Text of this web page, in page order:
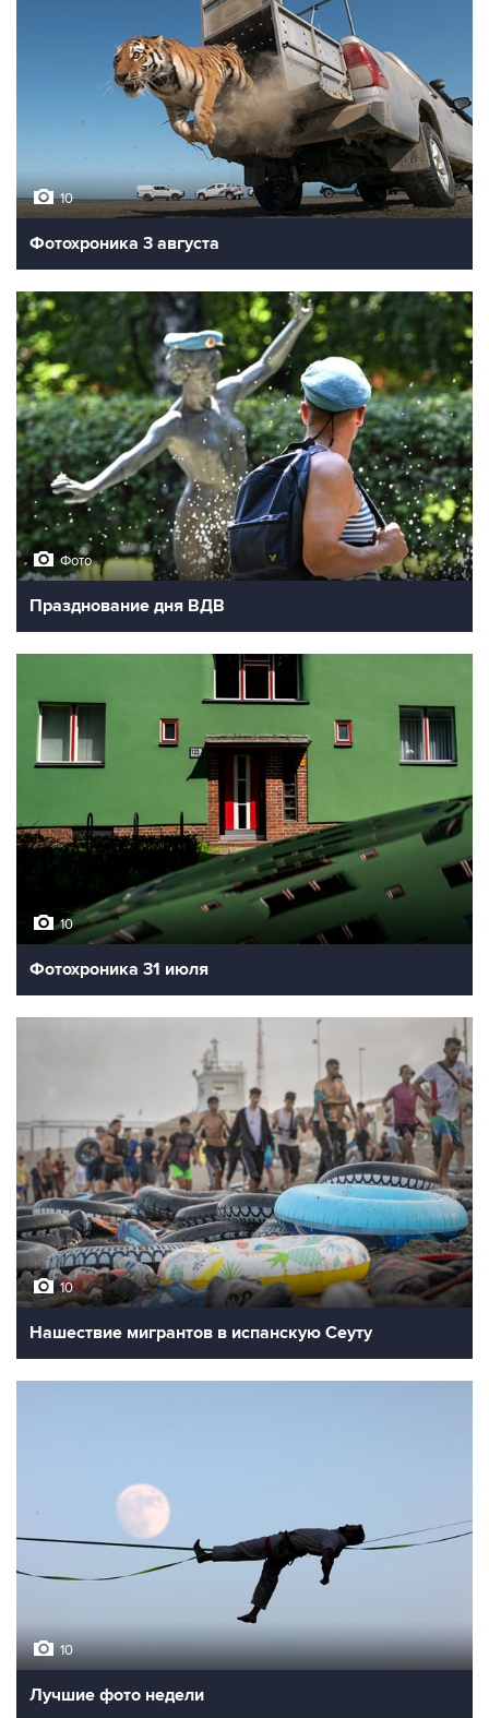
10
Фотохроника 3 августа
Фото
Празднование дня ВДВ
10
Фотохроника 31 июля
10
Нашествие мигрантов в испанскую Сеуту
10
Лучшие фото недели